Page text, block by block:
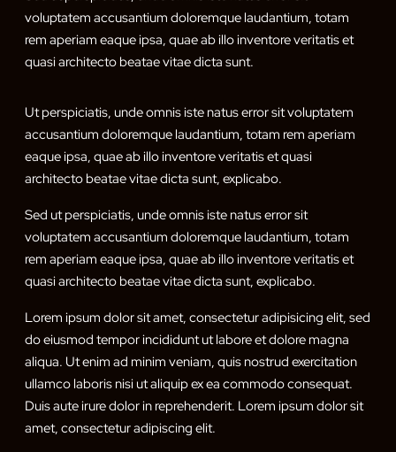
voluptatem accusantium doloremque laudantium, totam
rem aperiam eaque ipsa, quae ab illo inventore veritatis et
quasi architecto beatae vitae dicta sunt.
Ut perspiciatis, unde omnis iste natus error sit voluptatem
accusantium doloremque laudantium, totam rem aperiam
eaque ipsa, quae ab illo inventore veritatis et quasi
architecto beatae vitae dicta sunt, explicabo.
Sed ut perspiciatis, unde omnis iste natus error sit
voluptatem accusantium doloremque laudantium, totam
rem aperiam eaque ipsa, quae ab illo inventore veritatis et
quasi architecto beatae vitae dicta sunt, explicabo.
Lorem ipsum dolor sit amet, consectetur adipisicing elit, sed
do eiusmod tempor incididunt ut labore et dolore magna
aliqua. Ut enim ad minim veniam, quis nostrud exercitation
ullamco laboris nisi ut aliquip ex ea commodo consequat.
Duis aute irure dolor in reprehenderit. Lorem ipsum dolor sit
amet, consectetur adipiscing elit.